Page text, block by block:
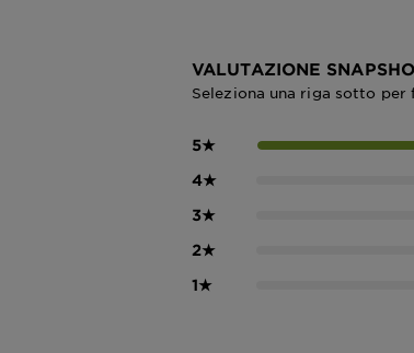
VALUTAZIONE
Seleziona una riga sotto
5★
4★
3★
2★
1★